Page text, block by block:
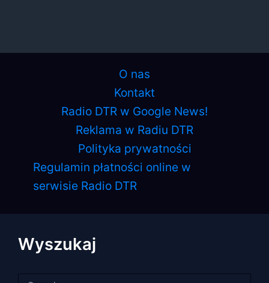
O nas
Kontakt
Radio DTR w Google News!
Reklama w Radiu DTR
Polityka prywatności
Regulamin płatności online w
serwisie Radio DTR
Wyszukaj